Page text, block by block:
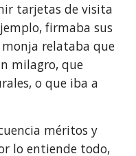
tarjetas de visita
firmaba sus
relataba que
milagro, que
o que iba a
méritos y
lo entiende todo,